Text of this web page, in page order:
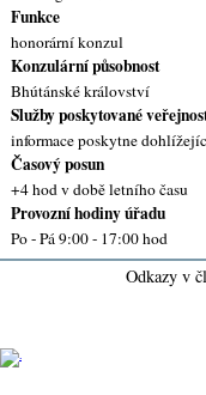
Funkce
honorární konzul
Konzulární působnost
Bhútánské království
Služby poskytované
informace poskytne
Časový posun
+4 hod v době letního času
Provozní hodiny úřadu
Po - Pá 9:00 - 17:00 hod
Odkazy v